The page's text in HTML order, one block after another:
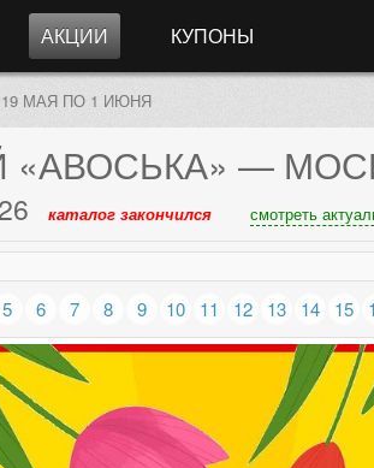
АКЦИИ КУПОНЫ
МАЯ ПО 1 ИЮНЯ
«АВОСЬКА» —
каталог закончился смотреть
5 6 7 8 9 10 11 12 13 14 15